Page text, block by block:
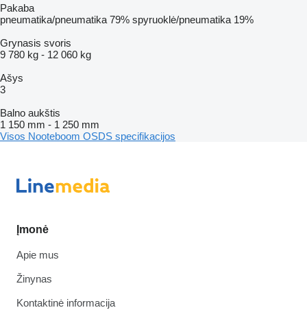
Pakaba
pneumatika/pneumatika 79% spyruoklė/pneumatika 19%
Grynasis svoris
9 780 kg - 12 060 kg
Ašys
3
Balno aukštis
1 150 mm - 1 250 mm
Visos Nooteboom OSDS specifikacijos
Įmonė
Apie mus
Žinynas
Kontaktinė informacija